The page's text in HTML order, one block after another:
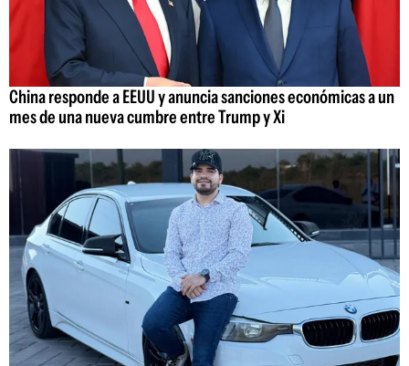
China responde a EEUU y anuncia sanciones económicas a un
mes de una nueva cumbre entre Trump y Xi